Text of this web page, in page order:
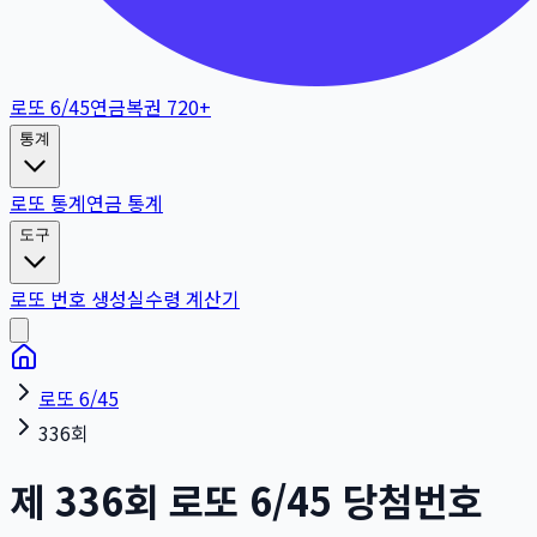
로또 6/45연금복권 720+
통계
로또 통계연금 통계
도구
로또 번호 생성실수령 계산기
로또 6/45
336회
제 336회 로또 6/45 당첨번호